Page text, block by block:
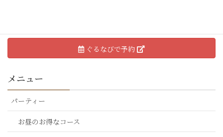
ぐるなびで予約
メニュー
パーティー
お昼のお得なコース